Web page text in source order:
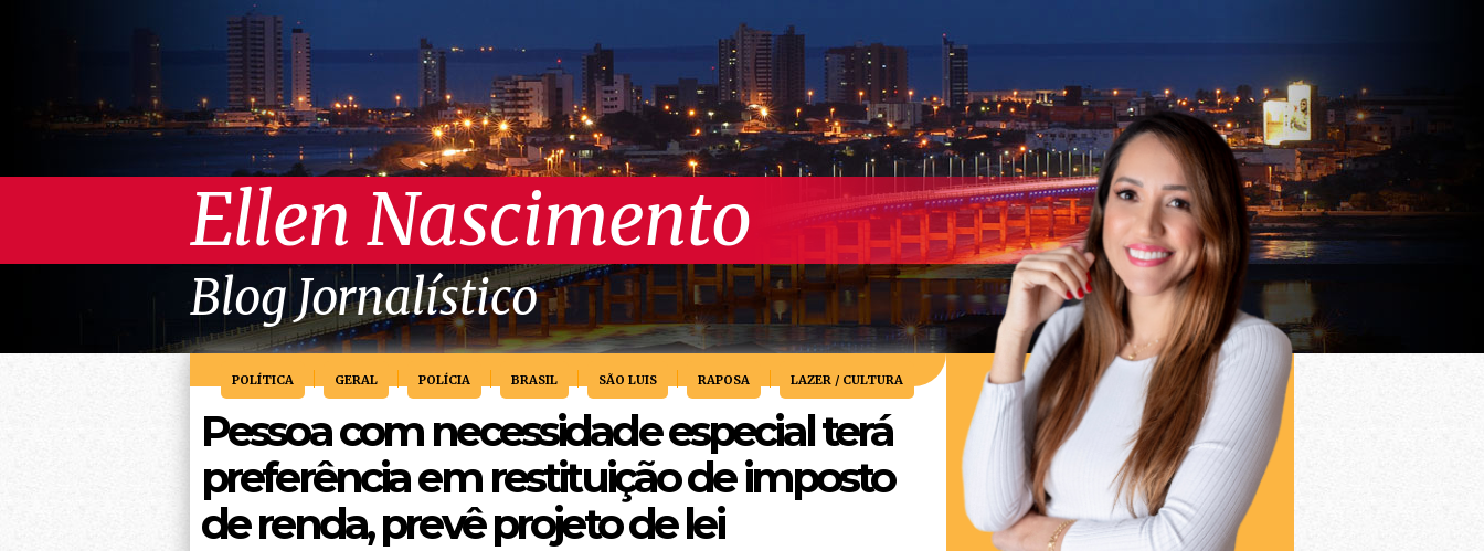
Ellen Nascimento
Blog Jornalístico
POLÍTICA GERAL POLÍCIA BRASIL SÃO LUIS RAPOSA LAZER / CULTURA
Pessoa com necessidade especial terá
preferência em restituição de imposto
de renda, prevê projeto de lei